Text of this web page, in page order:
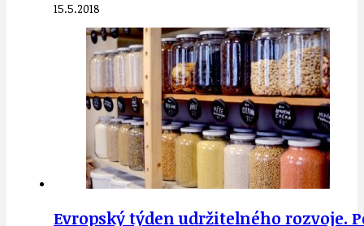
15.5.2018
Evropský týden udržitelného rozvoje.